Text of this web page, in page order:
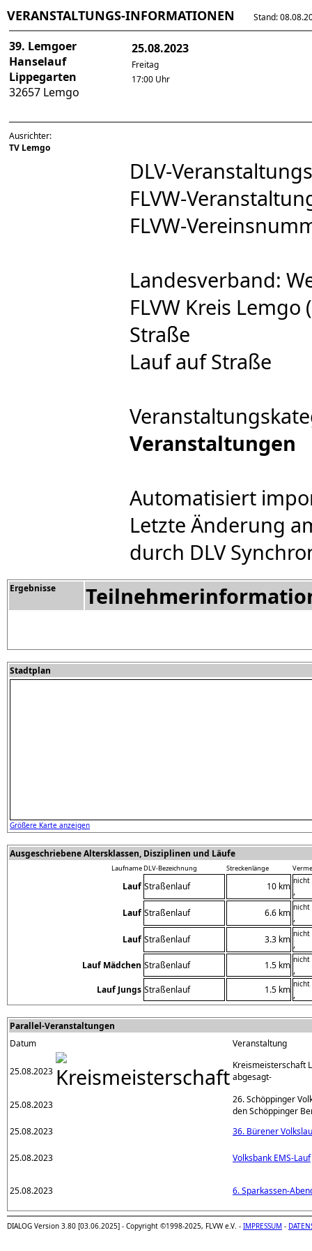
VERANSTALTUNGS-INFORMATIONEN Stand:
39. Lemgoer
Hanselauf
Lippegarten
32657 Lemgo
25.08.2023
Freitag
17:00 Uhr
Ausrichter:
TV Lemgo
DLV-
FLVW-
FLVW-
Landesverband:
FLVW Kreis Lemgo (
Straße
Lauf auf Straße
Veranstaltungen
Automatisiert
Letzte Änderung
durch DLV
Ergebnisse
Stadtplan
Größere Karte anzeigen
Ausgeschriebene Altersklassen, Disziplinen und Läufe
LaufnameDLV-Bezeichnung Streckenlänge
Lauf Straßenlauf 10 km nicht
,
Lauf Straßenlauf 6.6 km nicht
,
Lauf Straßenlauf 3.3 km nicht
,
Lauf Mädchen Straßenlauf 1.5 km nicht
,
Lauf Jungs Straßenlauf 1.5 km nicht
,
Parallel-Veranstaltungen
Datum
Veranstaltung
25.08.2023
Kreismeisterschaft
abgesagt-
25.08.2023
26. Schöppinger
den Schöppinger
25.08.2023
36. Bürener
25.08.2023 Volksbank EMS-Lauf
25.08.2023 6. Sparkassen-
DIALOG Version 3.80 [03.06.2025] - Copyright ©1998-2025, FLVW e.V. - IMPRESSUM -